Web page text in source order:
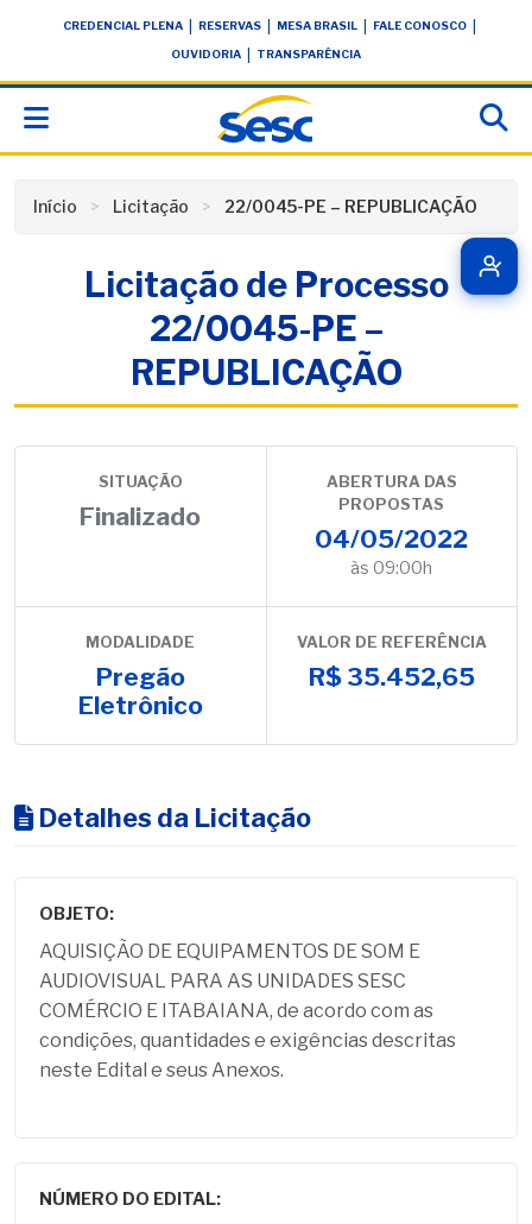
conteúdoCREDENCIAL PLENA RESERVAS MESA BRASIL FALE CONOSCO
OUVIDORIA TRANSPARÊNCIA
Início Licitação 22/0045-PE – REPUBLICAÇÃO
Licitação de Processo
22/0045-PE –
REPUBLICAÇÃO
SITUAÇÃO
Finalizado
ABERTURA DAS
PROPOSTAS
04/05/2022
às 09:00h
MODALIDADE
Pregão
Eletrônico
VALOR DE REFERÊNCIA
R$ 35.452,65
Detalhes da Licitação
OBJETO:
AQUISIÇÃO DE EQUIPAMENTOS DE SOM E
AUDIOVISUAL PARA AS UNIDADES SESC
COMÉRCIO E ITABAIANA, de acordo com as
condições, quantidades e exigências descritas
neste Edital e seus Anexos.
NÚMERO DO EDITAL: